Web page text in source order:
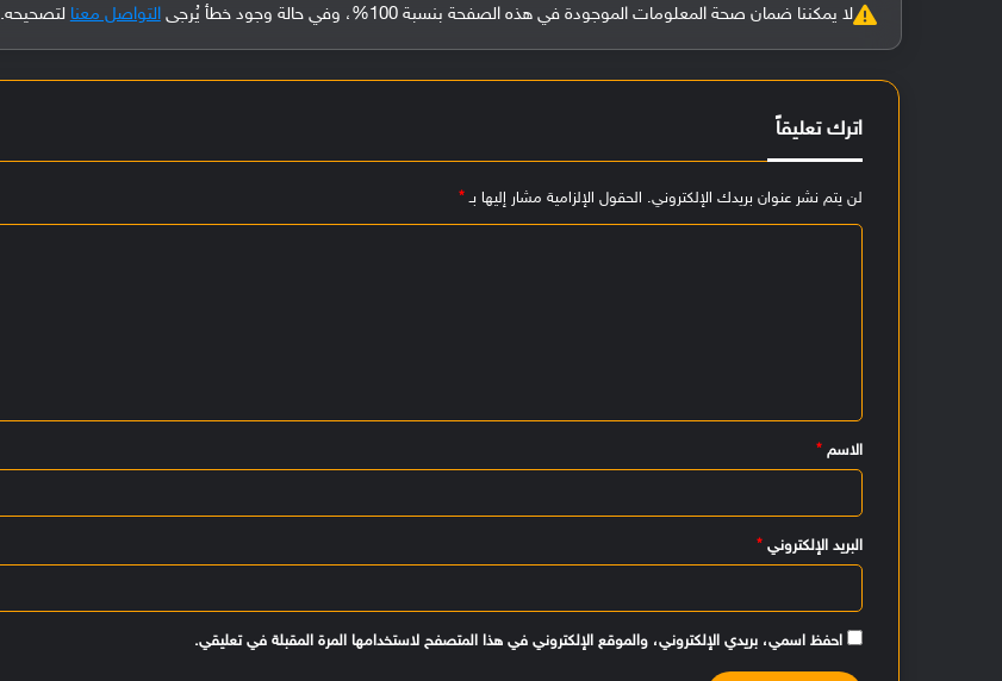
لا يمكننا ضمان صحة المعلومات الموجودة في هذه الصفحة بنسبة 100%، وفي حالة وجود خطأ يُرجى التواصل معنا لتصحيحه.
اترك تعليقاً
لن يتم نشر عنوان بريدك الإلكتروني. الحقول الإلزامية مشار إليها بـ*
الاسم*
البريد الإلكتروني*
احفظ اسمي، بريدي الإلكتروني، والموقع الإلكتروني في هذا المتصفح لاستخدامها المرة المقبلة في تعليقي.